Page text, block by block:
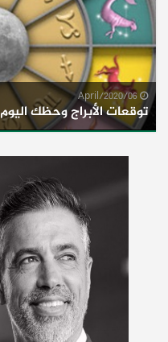
توقعات الأبراج وحظك اليوم